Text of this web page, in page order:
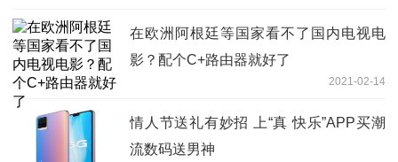
在欧洲阿根廷等国家看不了国内电视电
影？配个C+路由器就好了
2021-02-14
情人节送礼有妙招 上“真 快乐”APP买潮
流数码送男神